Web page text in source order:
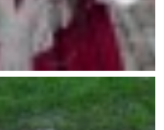
Trnová 15
294 25 Katusice
info@fretkyboleslav.cz
WebSlice